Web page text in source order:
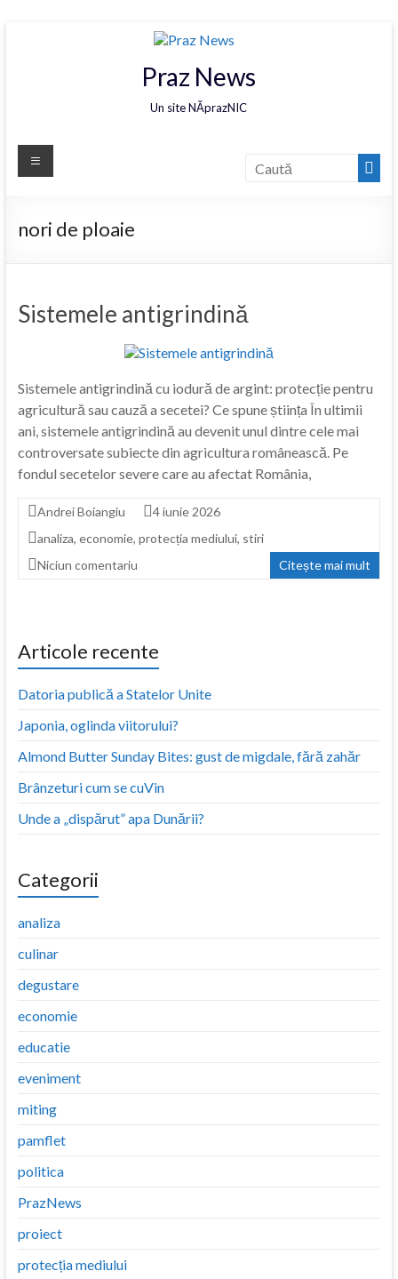
Praz News
Un site NĂprazNIC
nori de ploaie
Sistemele antigrindină
Sistemele antigrindină cu iodură de argint: protecție pentru
agricultură sau cauză a secetei? Ce spune știința În ultimii
ani, sistemele antigrindină au devenit unul dintre cele mai
controversate subiecte din agricultura românească. Pe
fondul secetelor severe care au afectat România,
Andrei Boiangiu
4 iunie 2026
analiza, economie, protecția mediului, stiri
Niciun comentariu
Citește mai mult
Articole recente
Datoria publică a Statelor Unite
Japonia, oglinda viitorului?
Almond Butter Sunday Bites: gust de migdale, fără zahăr
Brânzeturi cum se cuVin
Unde a „dispărut” apa Dunării?
Categorii
analiza
culinar
degustare
economie
educatie
eveniment
miting
pamflet
politica
PrazNews
proiect
protecția mediului